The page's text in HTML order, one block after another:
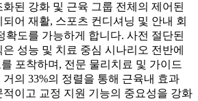
된 강화 및 근육 그룹 전체의 제어된
어 재활, 스포츠 컨디셔닝 및 안내 회
확도를 가능하게 합니다. 사전 절단된
성능 및 치료 중심 시나리오 전반에
포착하며, 전문 물리치료 및 가이드
의 33%의 정렬을 통해 근육내 효과
이고 교정 지원 기능의 중요성을 강화